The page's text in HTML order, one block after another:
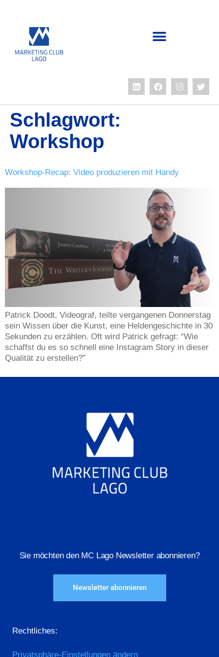
Schlagwort:
Workshop
Workshop-Recap: Video produzieren mit Handy
Patrick Doodt, Videograf, teilte vergangenen Donnerstag
sein Wissen über die Kunst, eine Heldengeschichte in 30
Sekunden zu erzählen. Oft wird Patrick gefragt: “Wie
schaffst du es so schnell eine Instagram Story in dieser
Qualität zu erstellen?”
Sie möchten den MC Lago Newsletter abonnieren?
Newsletter abonnieren
Rechtliches:
Privatsphäre-Einstellungen ändern